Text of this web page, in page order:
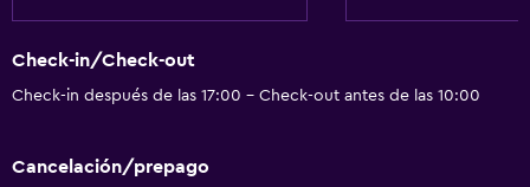
Check-in/Check-out
Check-in después de las 17:00 - Check-out antes de las 10:00
Cancelación/prepago